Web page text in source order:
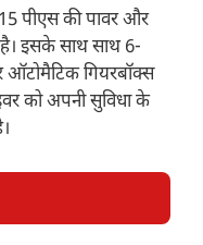
पीएस की पावर और
इसके साथ साथ 6-
ऑटोमैटिक गियरबॉक्स
को अपनी सुविधा के